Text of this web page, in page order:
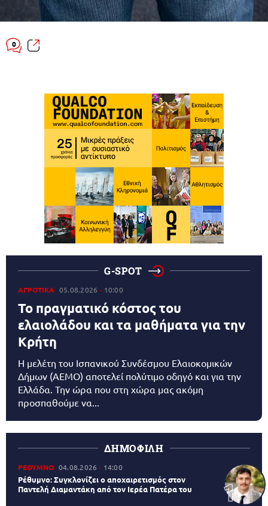
0
G-SPOT
ΑΓΡΟΤΙΚΑ 05.08.2026 10:00
Το πραγματικό κόστος του
ελαιολάδου και τα μαθήματα για την
Κρήτη
Η μελέτη του Ισπανικού Συνδέσμου Ελαιοκομικών
Δήμων (AEMO) αποτελεί πολύτιμο οδηγό και για την
Ελλάδα. Την ώρα που στη χώρα μας ακόμη
προσπαθούμε να...
ΔΗΜΟΦΙΛΗ
ΡΕΘΥΜΝΟ 04.08.2026 14:00
Ρέθυμνο: Συγκλονίζει ο αποχαιρετισμός στον
Παντελή Διαμαντάκη από τον Ιερέα Πατέρα του